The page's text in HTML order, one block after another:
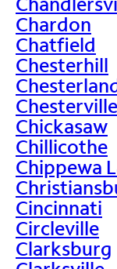
Chardon
Chatfield
Chesterhill
Chesterville
Chickasaw
Chillicothe
Chippewa
Cincinnati
Circleville
Clarksburg